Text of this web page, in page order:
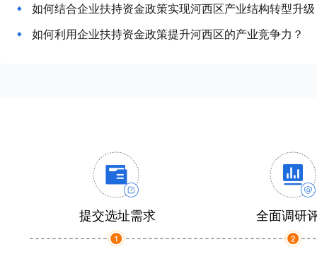
如何结合企业扶持资金政策实现河西区产业结构转型升
如何利用企业扶持资金政策提升河西区的产业竞争力？
提交选址需求 全面调研